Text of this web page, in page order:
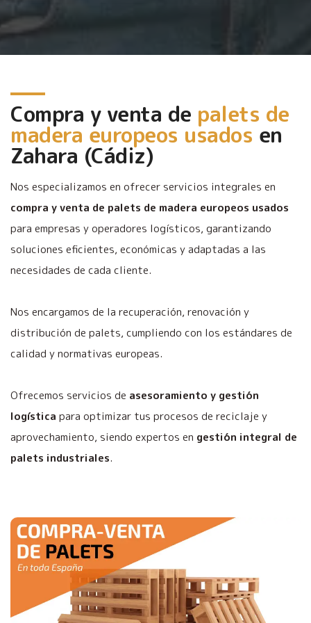
Compra y venta de palets de
madera europeos usados en
Zahara (Cádiz)
Nos especializamos en ofrecer servicios integrales en
compra y venta de palets de madera europeos usados
para empresas y operadores logísticos, garantizando
soluciones eficientes, económicas y adaptadas a las
necesidades de cada cliente.
Nos encargamos de la recuperación, renovación y
distribución de palets, cumpliendo con los estándares de
calidad y normativas europeas.
Ofrecemos servicios de asesoramiento y gestión
logística para optimizar tus procesos de reciclaje y
aprovechamiento, siendo expertos en gestión integral de
palets industriales.